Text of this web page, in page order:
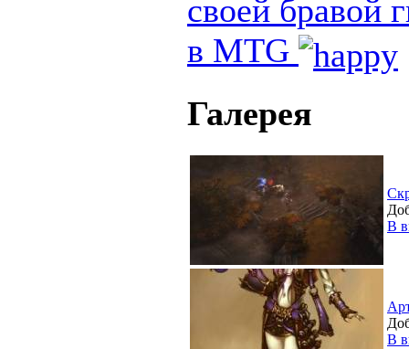
своей бравой
в MTG
Галерея
В
В